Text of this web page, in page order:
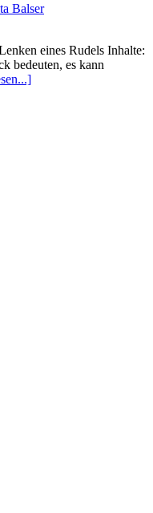
Balser
eines Rudels Inhalte:
bedeuten, es kann